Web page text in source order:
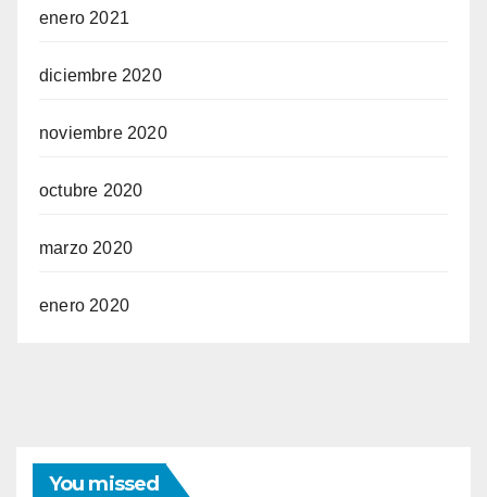
enero 2021
diciembre 2020
noviembre 2020
octubre 2020
marzo 2020
enero 2020
You missed